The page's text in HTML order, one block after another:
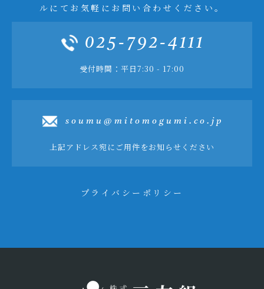
ルにてお気軽にお問い合わせください。
025-792-4111
受付時間：平日7:30 - 17:00
soumu@mitomogumi.co.jp
上記アドレス宛にご用件をお知らせください
プライバシーポリシー